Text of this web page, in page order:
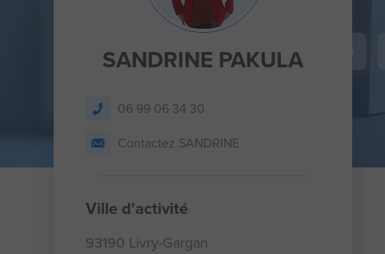
Je dépose un avis
SANDRINE PAKULA
06 99 06 34 30
Contactez SANDRINE
Ville d'activité
93190 Livry-Gargan